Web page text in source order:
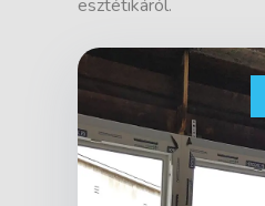
esztétikáról.